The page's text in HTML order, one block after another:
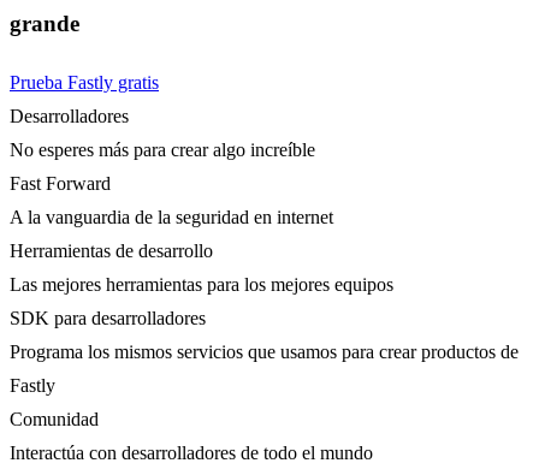
grande
Prueba Fastly gratis
Desarrolladores
No esperes más para crear algo increíble
Fast Forward
A la vanguardia de la seguridad en internet
Herramientas de desarrollo
Las mejores herramientas para los mejores equipos
SDK para desarrolladores
Programa los mismos servicios que usamos para crear productos de
Fastly
Comunidad
Interactúa con desarrolladores de todo el mundo